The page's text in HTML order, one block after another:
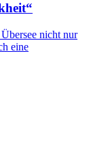
nicht nur
eine